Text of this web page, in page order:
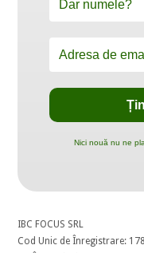
Nici nouă nu ne
IBC FOCUS SRL
Cod Unic de Înregistrare: